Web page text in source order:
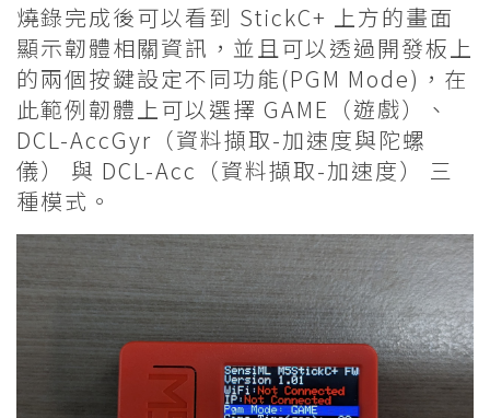
燒錄完成後可以看到 StickC+ 上方的畫面
顯示韌體相關資訊，並且可以透過開發板上
的兩個按鍵設定不同功能(PGM Mode)，在
此範例韌體上可以選擇 GAME（遊戲）、
DCL-AccGyr（資料擷取-加速度與陀螺
儀） 與 DCL-Acc（資料擷取-加速度） 三
種模式。